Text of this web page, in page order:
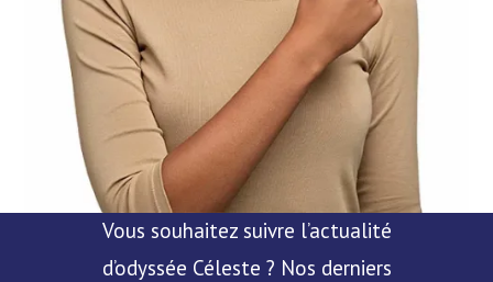
Vous souhaitez suivre l’actualité
d’odyssée Céleste ? Nos derniers